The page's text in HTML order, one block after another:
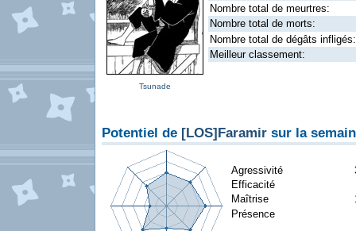
Tsunade
Nombre total de meurtres:
Nombre total de morts:
Nombre total de dégâts infligés:
Meilleur classement:
Potentiel de [LOS]Faramir sur la
Agressivité
Efficacité
Maîtrise
Présence